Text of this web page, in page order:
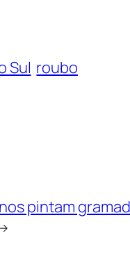
Sul roubo
pintam